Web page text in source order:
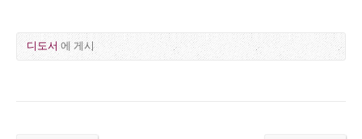
디도서 에 게시